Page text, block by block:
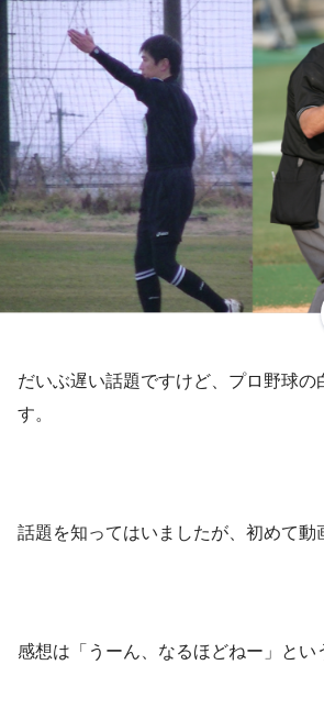
だいぶ遅い話題ですけど、プロ野球の
す。
話題を知ってはいましたが、初めて動
感想は「うーん、なるほどねー」とい